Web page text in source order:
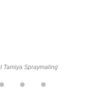
Tamiya Spraymaling